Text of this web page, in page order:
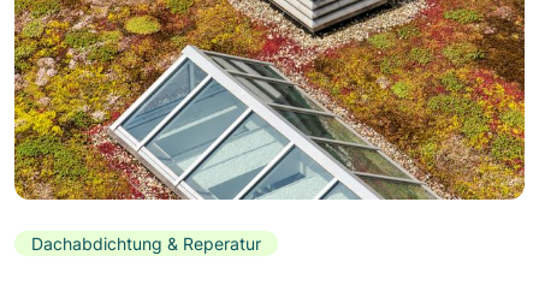
Dachabdichtung & Reperatur